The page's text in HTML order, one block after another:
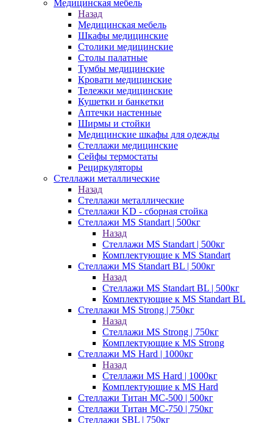
Медицинская мебель
Назад
Медицинская мебель
Шкафы медицинские
Столики медицинские
Столы палатные
Тумбы медицинские
Кровати медицинские
Тележки медицинские
Кушетки и банкетки
Аптечки настенные
Ширмы и стойки
Медицинские шкафы для одежды
Стеллажи медицинские
Сейфы термостаты
Рециркуляторы
Стеллажи металлические
Назад
Стеллажи металлические
Стеллажи KD - сборная стойка
Стеллажи MS Standart | 500кг
Назад
Стеллажи MS Standart | 500кг
Комплектующие к MS Standart
Стеллажи MS Standart BL | 500кг
Назад
Стеллажи MS Standart BL | 500кг
Комплектующие к MS Standart BL
Стеллажи MS Strong | 750кг
Назад
Стеллажи MS Strong | 750кг
Комплектующие к MS Strong
Стеллажи MS Hard | 1000кг
Назад
Стеллажи MS Hard | 1000кг
Комплектующие к MS Hard
Стеллажи Титан МС-500 | 500кг
Стеллажи Титан МС-750 | 750кг
Стеллажи SBL | 750кг